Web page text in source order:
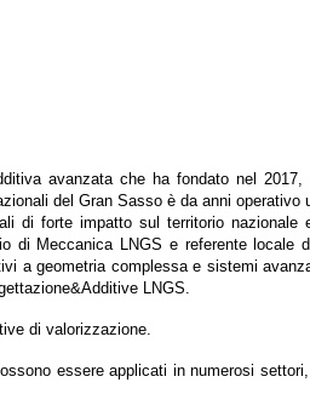
avanzata che ha fondato nel 2017,
del Gran Sasso è da anni operativo
di forte impatto sul territorio nazionale
di Meccanica LNGS e referente locale
a geometria complessa e sistemi
LNGS.
di valorizzazione.
essere applicati in numerosi